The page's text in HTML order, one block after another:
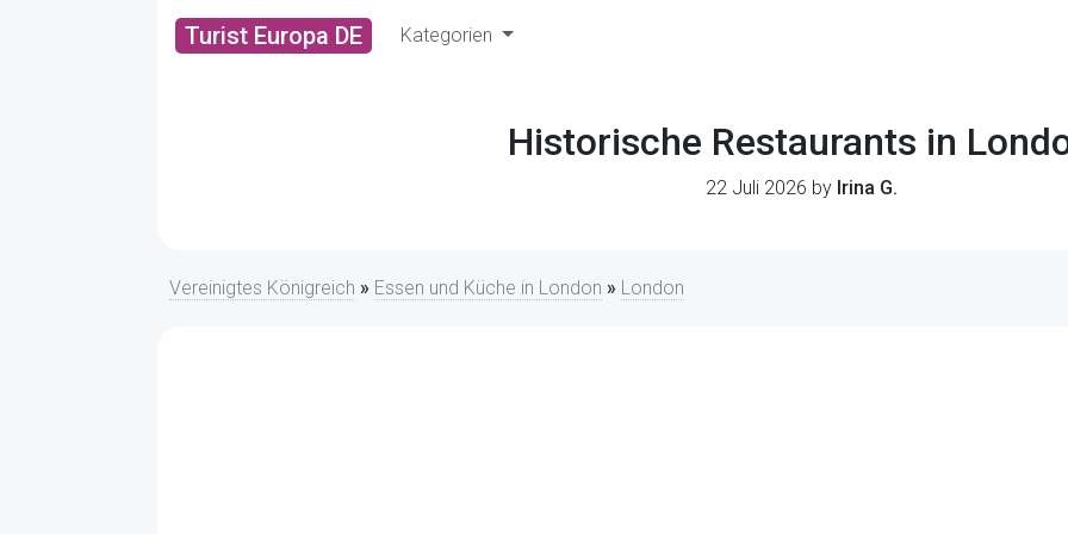
Turist Europa DE Kategorien
Historische Restaurants in
22 Juli 2026 by Irina G.
Vereinigtes Königreich » Essen und Küche in London » London